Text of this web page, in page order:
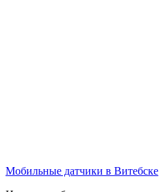
Мобильные датчики в Витебске